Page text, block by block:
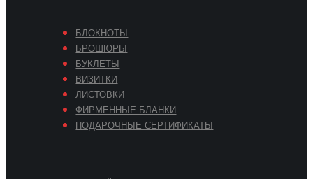
БЛОКНОТЫ
БРОШЮРЫ
БУКЛЕТЫ
ВИЗИТКИ
ЛИСТОВКИ
ФИРМЕННЫЕ БЛАНКИ
ПОДАРОЧНЫЕ СЕРТИФИКАТЫ